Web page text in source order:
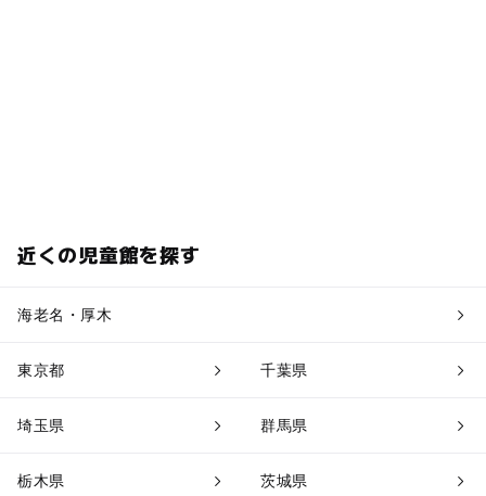
近くの児童館を探す
海老名・厚木
東京都 千葉県
埼玉県 群馬県
栃木県 茨城県